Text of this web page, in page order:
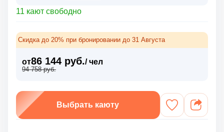
11 кают свободно
Скидка до 20% при бронировании до 31 Августа
от86 144 руб./ чел
94 758 руб.
Выбрать каюту